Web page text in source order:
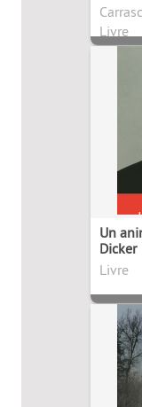
Livre
Un
Dicker
Livre